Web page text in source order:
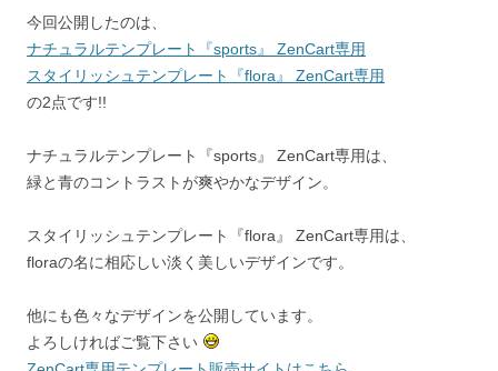
今回公開したのは、
ナチュラルテンプレート『sports』 ZenCart専用
スタイリッシュテンプレート『flora』 ZenCart専用
の2点です!!
ナチュラルテンプレート『sports』 ZenCart専用は、
緑と青のコントラストが爽やかなデザイン。
スタイリッシュテンプレート『flora』 ZenCart専用は、
floraの名に相応しい淡く美しいデザインです。
他にも色々なデザインを公開しています。
よろしければご覧下さい